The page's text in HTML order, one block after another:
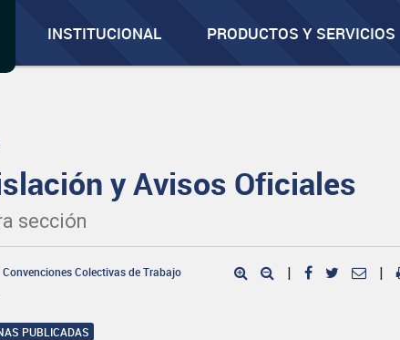
INSTITUCIONAL PRODUCTOS Y SERVICIOS
y Avisos Oficiales
sección
Convenciones Colectivas de Trabajo
| |
PUBLICADAS